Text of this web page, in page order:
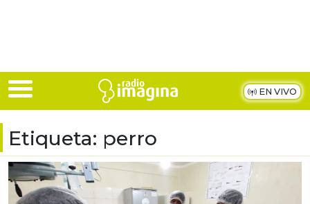
EN VIVO
Etiqueta: perro